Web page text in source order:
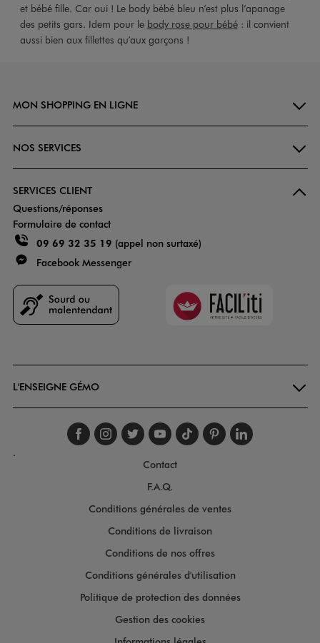
et bébé fille. Car oui ! Le body bébé bleu n’est plus l’apanage
des petits gars. Idem pour le body rose pour bébé: il convient
aussi bien aux fillettes qu’aux garçons !
MON SHOPPING EN LIGNE
NOS SERVICES
SERVICES CLIENT
Questions/réponses
Formulaire de contact
09 69 32 35 19 (appel non surtaxé)
Facebook Messenger
Faciliti
L'ENSEIGNE GÉMO
Suivez-nous sur
Suivez-nous sur
Suivez-nous sur
Suivez-nous
Suivez-nous
Suivez-
.
Contact
F.A.Q.
Conditions générales de ventes
Conditions de livraison
Conditions de nos offres
Conditions générales d'utilisation
Politique de protection des données
Gestion des cookies